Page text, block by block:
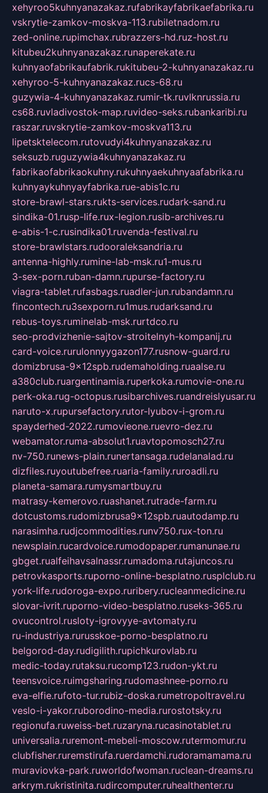
xehyroo5kuhnyanazakaz.rufabrikayfabrikaefabrika.ru
vskrytie-zamkov-moskva-113.rubiletnadom.ru
zed-online.rupimchax.rubrazzers-hd.ruz-host.ru
kitubeu2kuhnyanazakaz.runaperekate.ru
kuhnyaofabrikaufabrik.rukitubeu-2-kuhnyanazakaz.ru
xehyroo-5-kuhnyanazakaz.rucs-68.ru
guzywia-4-kuhnyanazakaz.rumir-tk.ruvlknrussia.ru
cs68.ruvladivostok-map.ruvideo-seks.rubankaribi.ru
raszar.ruvskrytie-zamkov-moskva113.ru
lipetsktelecom.rutovudyi4kuhnyanazakaz.ru
seksuzb.ruguzywia4kuhnyanazakaz.ru
fabrikaofabrikaokuhny.rukuhnyaekuhnyaafabrika.ru
kuhnyaykuhnyayfabrika.rue-abis1c.ru
store-brawl-stars.rukts-services.rudark-sand.ru
sindika-01.rusp-life.rux-legion.rusib-archives.ru
e-abis-1-c.rusindika01.ruvenda-festival.ru
store-brawlstars.rudooraleksandria.ru
antenna-highly.rumine-lab-msk.ru1-mus.ru
3-sex-porn.ruban-damn.rupurse-factory.ru
viagra-tablet.rufasbags.ruadler-jun.rubandamn.ru
fincontech.ru3sexporn.ru1mus.rudarksand.ru
rebus-toys.ruminelab-msk.rurtdco.ru
seo-prodvizhenie-sajtov-stroitelnyh-kompanij.ru
card-voice.rurulonnyygazon177.rusnow-guard.ru
domizbrusa-9x12spb.rudemaholding.ruaalse.ru
a380club.ruargentinamia.ruperkoka.rumovie-one.ru
perk-oka.rug-octopus.rusibarchives.ruandreislyusar.ru
naruto-x.rupursefactory.rutor-lyubov-i-grom.ru
spayderhed-2022.rumovieone.ruevro-dez.ru
webamator.ruma-absolut1.ruavtopomosch27.ru
nv-750.runews-plain.runertansaga.rudelanalad.ru
dizfiles.ruyoutubefree.ruaria-family.ruroadli.ru
planeta-samara.rumysmartbuy.ru
matrasy-kemerovo.ruashanet.rutrade-farm.ru
dotcustoms.rudomizbrusa9x12spb.ruautodamp.ru
narasimha.rudjcommodities.runv750.rux-ton.ru
newsplain.rucardvoice.rumodopaper.rumanunae.ru
gbget.rualfeihavsalnassr.rumadoma.rutajuncos.ru
petrovkasports.ruporno-online-besplatno.rusplclub.ru
york-life.rudoroga-expo.ruribery.rucleanmedicine.ru
slovar-ivrit.ruporno-video-besplatno.ruseks-365.ru
ovucontrol.rusloty-igrovyye-avtomaty.ru
ru-industriya.rurusskoe-porno-besplatno.ru
belgorod-day.rudigilith.rupichkurovlab.ru
medic-today.rutaksu.rucomp123.rudon-ykt.ru
teensvoice.ruimgsharing.rudomashnee-porno.ru
eva-elfie.rufoto-tur.rubiz-doska.rumetropoltravel.ru
veslo-i-yakor.ruborodino-media.rurostotsky.ru
regionufa.ruweiss-bet.ruzaryna.rucasinotablet.ru
universalia.ruremont-mebeli-moscow.rutermomur.ru
clubfisher.ruremstirufa.ruerdamchi.rudoramamama.ru
muraviovka-park.ruworldofwoman.ruclean-dreams.ru
arkrym.rukristinita.rudircomputer.ruhealthenter.ru